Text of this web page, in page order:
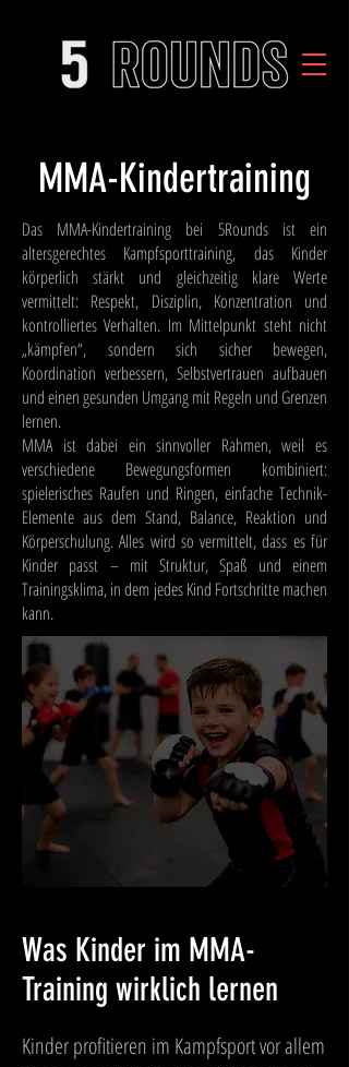
MMA-Kindertraining
Das MMA-Kindertraining bei 5Rounds ist ein
altersgerechtes Kampfsporttraining, das Kinder
körperlich stärkt und gleichzeitig klare Werte
vermittelt: Respekt, Disziplin, Konzentration und
kontrolliertes Verhalten. Im Mittelpunkt steht nicht
„kämpfen“, sondern sich sicher bewegen,
Koordination verbessern, Selbstvertrauen aufbauen
und einen gesunden Umgang mit Regeln und Grenzen
lernen.
MMA ist dabei ein sinnvoller Rahmen, weil es
verschiedene Bewegungsformen kombiniert:
spielerisches Raufen und Ringen, einfache Technik-
Elemente aus dem Stand, Balance, Reaktion und
Körperschulung. Alles wird so vermittelt, dass es für
Kinder passt – mit Struktur, Spaß und einem
Trainingsklima, in dem jedes Kind Fortschritte machen
kann.
Was Kinder im MMA-
Training wirklich lernen
Kinder profitieren im Kampfsport vor allem